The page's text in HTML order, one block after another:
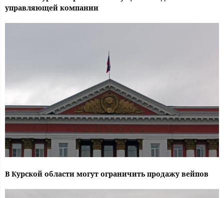
управляющей компании
В Курской области могут ограничить продажу вейпов